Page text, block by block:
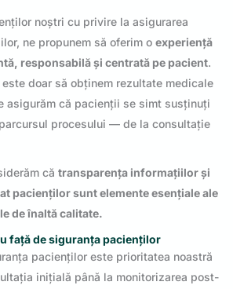
noștri cu privire la asigurarea
ne propunem să oferim o experiență
responsabilă și centrată pe pacient.
doar să obținem rezultate medicale
asigurăm că pacienții se simt susținuți
procesului — de la consultație
că transparența informațiilor și
pacienților sunt elemente esențiale ale
de înaltă calitate.
față de siguranța pacienților
pacienților este prioritatea noastră
inițială până la monitorizarea post-